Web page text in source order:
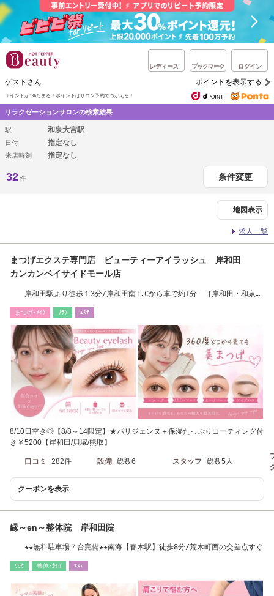
レディース ブックマーク ログイン
ゲストさん ポイントを表示する
ポイントが1%たまる！ ポイントはサロン予約でつかえる！
リラクゼーションサロンの検索結果
駅 和泉大宮駅
日付 指定なし
来店時刻 指定なし
32件 条件変更
地図表示
求人一覧
まつげエクステ専門店 ビューティーアイラッシュ 岸和田
カンカンベイサイドモール店
岸和田駅より徒歩１3分/岸和田南I.Cから車で約1分 ［岸和田・和泉大
まつげ･ﾒｲｸ ﾘﾗｸ ｴｽﾃ
8/10日空き◎【8/8～14限定】★パリジェンヌ＋保湿たっぷりコーティング付
き￥5200【岸和田/貝塚/熊取】
口コミ 282件 設備 総数6 スタッフ 総数5人
クーポンを表示
縁～en～整体院 岸和田院
★★無料駐車場７台完備★★南海【春木駅】徒歩8分/荒木町西の交差点すぐ
ﾘﾗｸ 整体･ｶｲﾛ ｴｽﾃ